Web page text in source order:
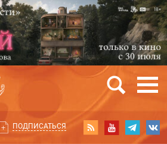
ПОДПИСАТЬСЯ